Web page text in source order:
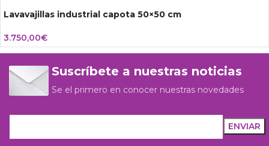
Lavavajillas industrial capota 50×50 cm
3.750,00€
Suscríbete a nuestras noticias
Se el primero en conocer nuestras novedades